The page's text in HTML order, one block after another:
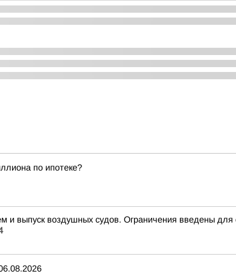
по ипотеке?
выпуск воздушных судов. Ограничения введены